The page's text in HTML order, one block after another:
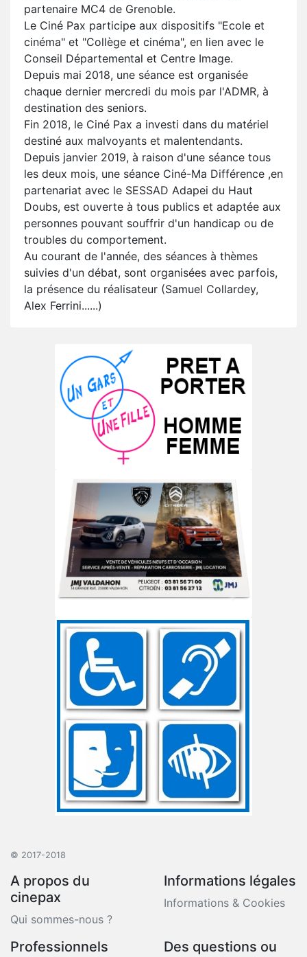
partenaire MC4 de Grenoble.
Le Ciné Pax participe aux dispositifs "Ecole et
cinéma" et "Collège et cinéma", en lien avec le
Conseil Départemental et Centre Image.
Depuis mai 2018, une séance est organisée
chaque dernier mercredi du mois par l'ADMR, à
destination des seniors.
Fin 2018, le Ciné Pax a investi dans du matériel
destiné aux malvoyants et malentendants.
Depuis janvier 2019, à raison d'une séance tous
les deux mois, une séance Ciné-Ma Différence ,en
partenariat avec le SESSAD Adapei du Haut
Doubs, est ouverte à tous publics et adaptée aux
personnes pouvant souffrir d'un handicap ou de
troubles du comportement.
Au courant de l'année, des séances à thèmes
suivies d'un débat, sont organisées avec parfois,
la présence du réalisateur (Samuel Collardey,
Alex Ferrini......)
© 2017-2018
A propos du
cinepax
Qui sommes-nous ?
Informations légales
Informations & Cookies
Professionnels
Des questions ou